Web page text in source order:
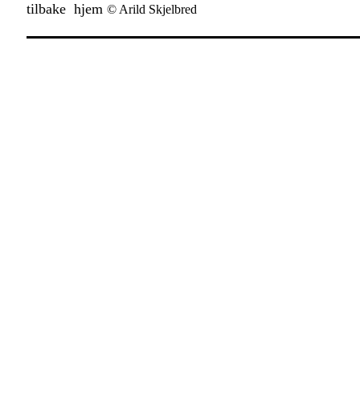
tilbake hjem © Arild Skjelbred